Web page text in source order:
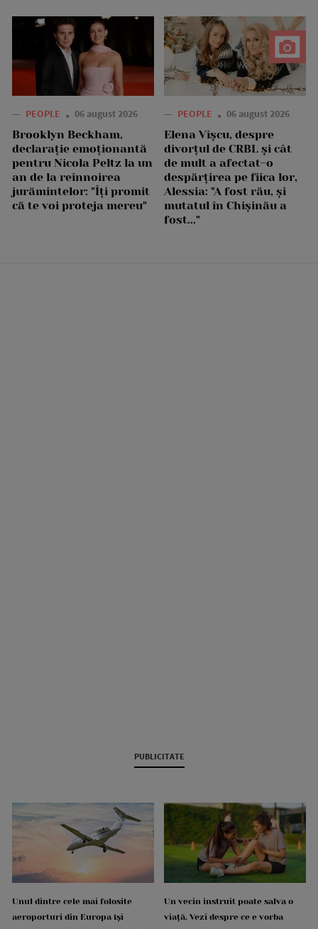
— PEOPLE 06 august 2026
Brooklyn Beckham,
declarație emoționantă
pentru Nicola Peltz la un
an de la reînnoirea
jurămintelor: "Îți promit
că te voi proteja mereu"
— PEOPLE 06 august 2026
Elena Vîșcu, despre
divorțul de CRBL și cât
de mult a afectat-o
despărțirea pe fiica lor,
Alessia: "A fost rău, și
mutatul în Chișinău a
fost..."
PUBLICITATE
Unul dintre cele mai folosite
aeroporturi din Europa își
Un vecin instruit poate salva o
viață. Vezi despre ce e vorba